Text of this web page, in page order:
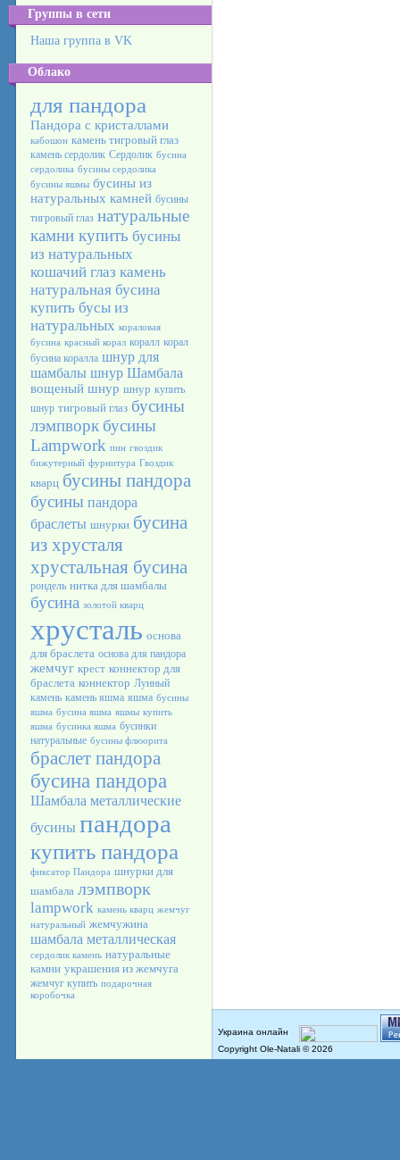
Группы в сети
Наша группа в VK
Облако
для пандора
Пандора с кристаллами
кабошон камень тигровый глаз
камень сердолик Сердолик бусина
сердолика бусины сердолика
бусины яшмы бусины из
натуральных камней бусины
тигровый глаз натуральные
камни купить бусины
из натуральных
кошачий глаз камень
натуральная бусина
купить бусы из
натуральных кораловая
бусина красный корал коралл корал
бусина коралла шнур для
шамбалы шнур Шамбала
вощеный шнур шнур купить
шнур тигровый глаз бусины
лэмпворк бусины
Lampwork пин гвоздик
бижутерный фурнитура Гвоздик
кварц бусины пандора
бусины пандора
браслеты шнурки бусина
из хрусталя
хрустальная бусина
рондель нитка для шамбалы
бусина золотой кварц
хрусталь основа
для браслета основа для пандора
жемчуг крест коннектор для
браслета коннектор Лунный
камень камень яшма яшма бусины
яшма бусина яшма яшмы купить
яшма бусинка яшма бусинки
натуральные бусины флюорита
браслет пандора
бусина пандора
Шамбала металлические
бусины пандора
купить пандора
фиксатор Пандора шнурки для
шамбала лэмпворк
lampwork камень кварц жемчуг
натуральный жемчужина
шамбала металлическая
сердолик камень натуральные
камни украшения из жемчуга
жемчуг купить подарочная
коробочка
Copyright Ole-Natali © 2026